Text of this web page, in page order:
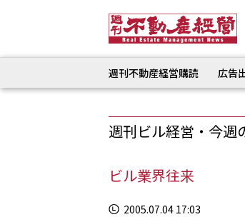
週刊不動産経営購読 広告
週刊ビル経営・今週
ビル業界往来
2005.07.04 17:03